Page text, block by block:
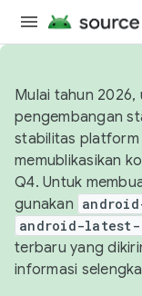
Mulai tahun 2026,
pengembangan
stabilitas platform
memublikasikan
Q4. Untuk
gunakan
android-latest-
terbaru yang
informasi